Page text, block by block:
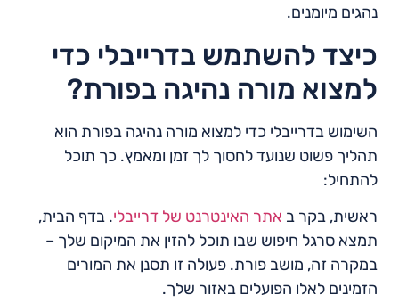
נהגים מיומנים.
כיצד להשתמש בדרייבלי כדי
למצוא מורה נהיגה בפורת?
השימוש בדרייבלי כדי למצוא מורה נהיגה בפורת הוא
תהליך פשוט שנועד לחסוך לך זמן ומאמץ. כך תוכל
להתחיל:
ראשית, בקר ב אתר האינטרנט של דרייבלי. בדף הבית,
תמצא סרגל חיפוש שבו תוכל להזין את המיקום שלך –
במקרה זה, מושב פורת. פעולה זו תסנן את המורים
הזמינים לאלו הפועלים באזור שלך.